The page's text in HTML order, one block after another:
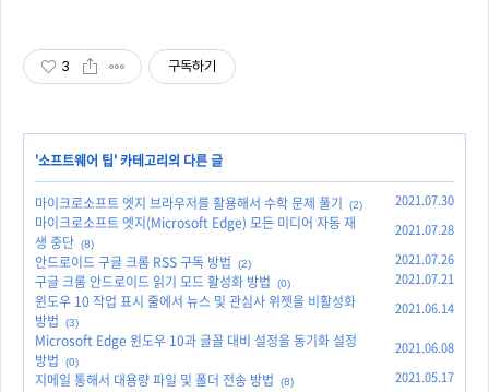
3 구독하기
'소프트웨어 팁' 카테고리의 다른 글
마이크로소프트 엣지 브라우저를 활용해서 수학 문제 풀기 (2) 2021.07.30
마이크로소프트 엣지(Microsoft Edge) 모든 미디어 자동 재
생 중단 (8)
2021.07.28
안드로이드 구글 크롬 RSS 구독 방법 (2) 2021.07.26
구글 크롬 안드로이드 읽기 모드 활성화 방법 (0) 2021.07.21
윈도우 10 작업 표시 줄에서 뉴스 및 관심사 위젯을 비활성화
방법
(3)
2021.06.14
Microsoft Edge 윈도우 10과 글꼴 대비 설정을 동기화 설정
방법
(0)
2021.06.08
지메일 통해서 대용량 파일 및 폴더 전송 방법 (8) 2021.05.17